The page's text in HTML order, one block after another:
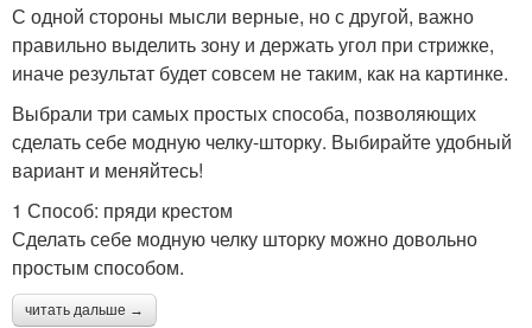
С одной стороны мысли верные, но с другой, важно
правильно выделить зону и держать угол при стрижке,
иначе результат будет совсем не таким, как на картинке.
Выбрали три самых простых способа, позволяющих
сделать себе модную челку-шторку. Выбирайте удобный
вариант и меняйтесь!
1 Способ: пряди крестом
Сделать себе модную челку шторку можно довольно
простым способом.
читать дальше →